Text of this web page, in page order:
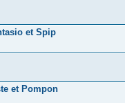
et Spip
et Pompon